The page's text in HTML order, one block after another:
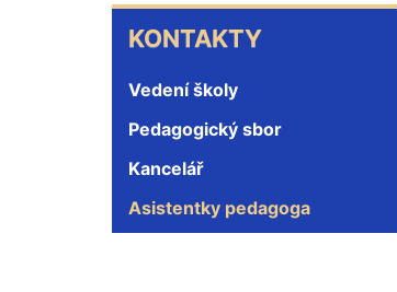
KONTAKTY
KONTAKTY
Vedení školy
Pedagogický sbor
Kancelář
Asistentky pedagoga